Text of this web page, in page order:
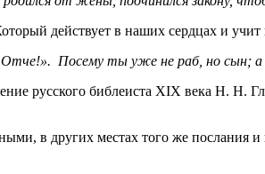
действует в наших сердцах и
Посему ты уже не раб, но сын;
русского библеиста XIX века Н. Н.
в других местах того же послания